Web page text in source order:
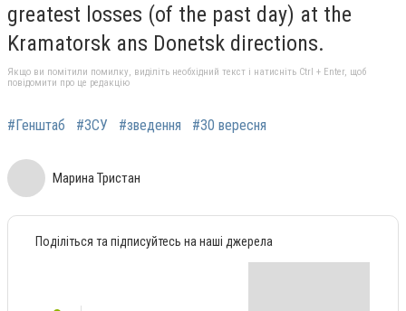
greatest losses (of the past day) at the
Kramatorsk ans Donetsk directions.
Якщо ви помітили помилку, виділіть необхідний текст і натисніть Ctrl + Enter, щоб
повідомити про це редакцію
#Генштаб #ЗСУ #зведення #30 вересня
Марина Тристан
Поділіться та підписуйтесь на наші джерела